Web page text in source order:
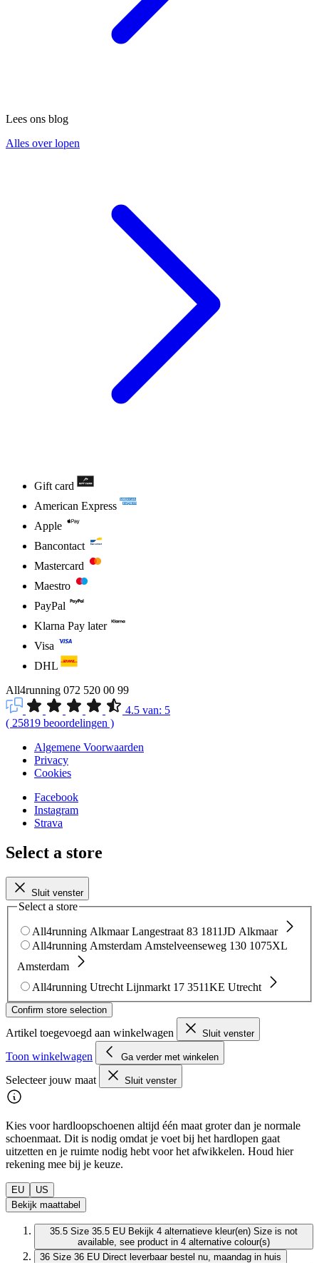
Lees ons blog
Alles over lopen
Gift card
American Express
Apple
Bancontact
Mastercard
Maestro
PayPal
Klarna Pay later
Visa
DHL
All4running 072 520 00 99
4.5 van: 5
( 25819 beoordelingen )
Algemene Voorwaarden
Privacy
Cookies
Facebook
Instagram
Strava
Select a store
Sluit venster
Select a store
All4running Alkmaar Langestraat 83 1811JD Alkmaar
All4running Amsterdam Amstelveenseweg 130 1075XL
Amsterdam
All4running Utrecht Lijnmarkt 17 3511KE Utrecht
Confirm store selection
Artikel toegevoegd aan winkelwagen Sluit venster
Toon winkelwagen Ga verder met winkelen
Selecteer jouw maat Sluit venster
Kies voor hardloopschoenen altijd één maat groter dan je normale
schoenmaat. Dit is nodig omdat je voet bij het hardlopen gaat
uitzetten en je ruimte nodig hebt voor het afwikkelen. Houd hier
rekening mee bij je keuze.
EU
US
Bekijk maattabel
35.5 Size 35.5 EU Bekijk 4 alternatieve kleur(en) Size is not
available, see product in 4 alternative colour(s)
36 Size 36 EU Direct leverbaar bestel nu, maandag in huis